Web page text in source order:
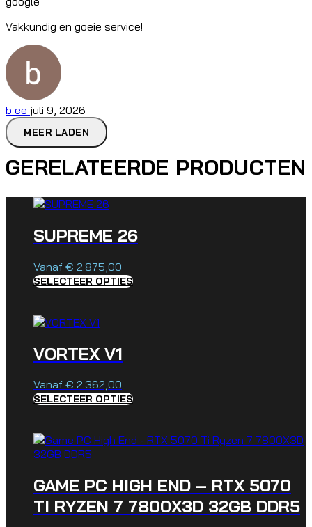
Vakkundig en goeie service!
b ee juli 9, 2026
MEER LADEN
GERELATEERDE PRODUCTEN
SUPREME 26
Vanaf € 2.875,00
SELECTEER OPTIES
VORTEX V1
Vanaf € 2.362,00
SELECTEER OPTIES
GAME PC HIGH END – RTX 5070
TI RYZEN 7 7800X3D 32GB DDR5